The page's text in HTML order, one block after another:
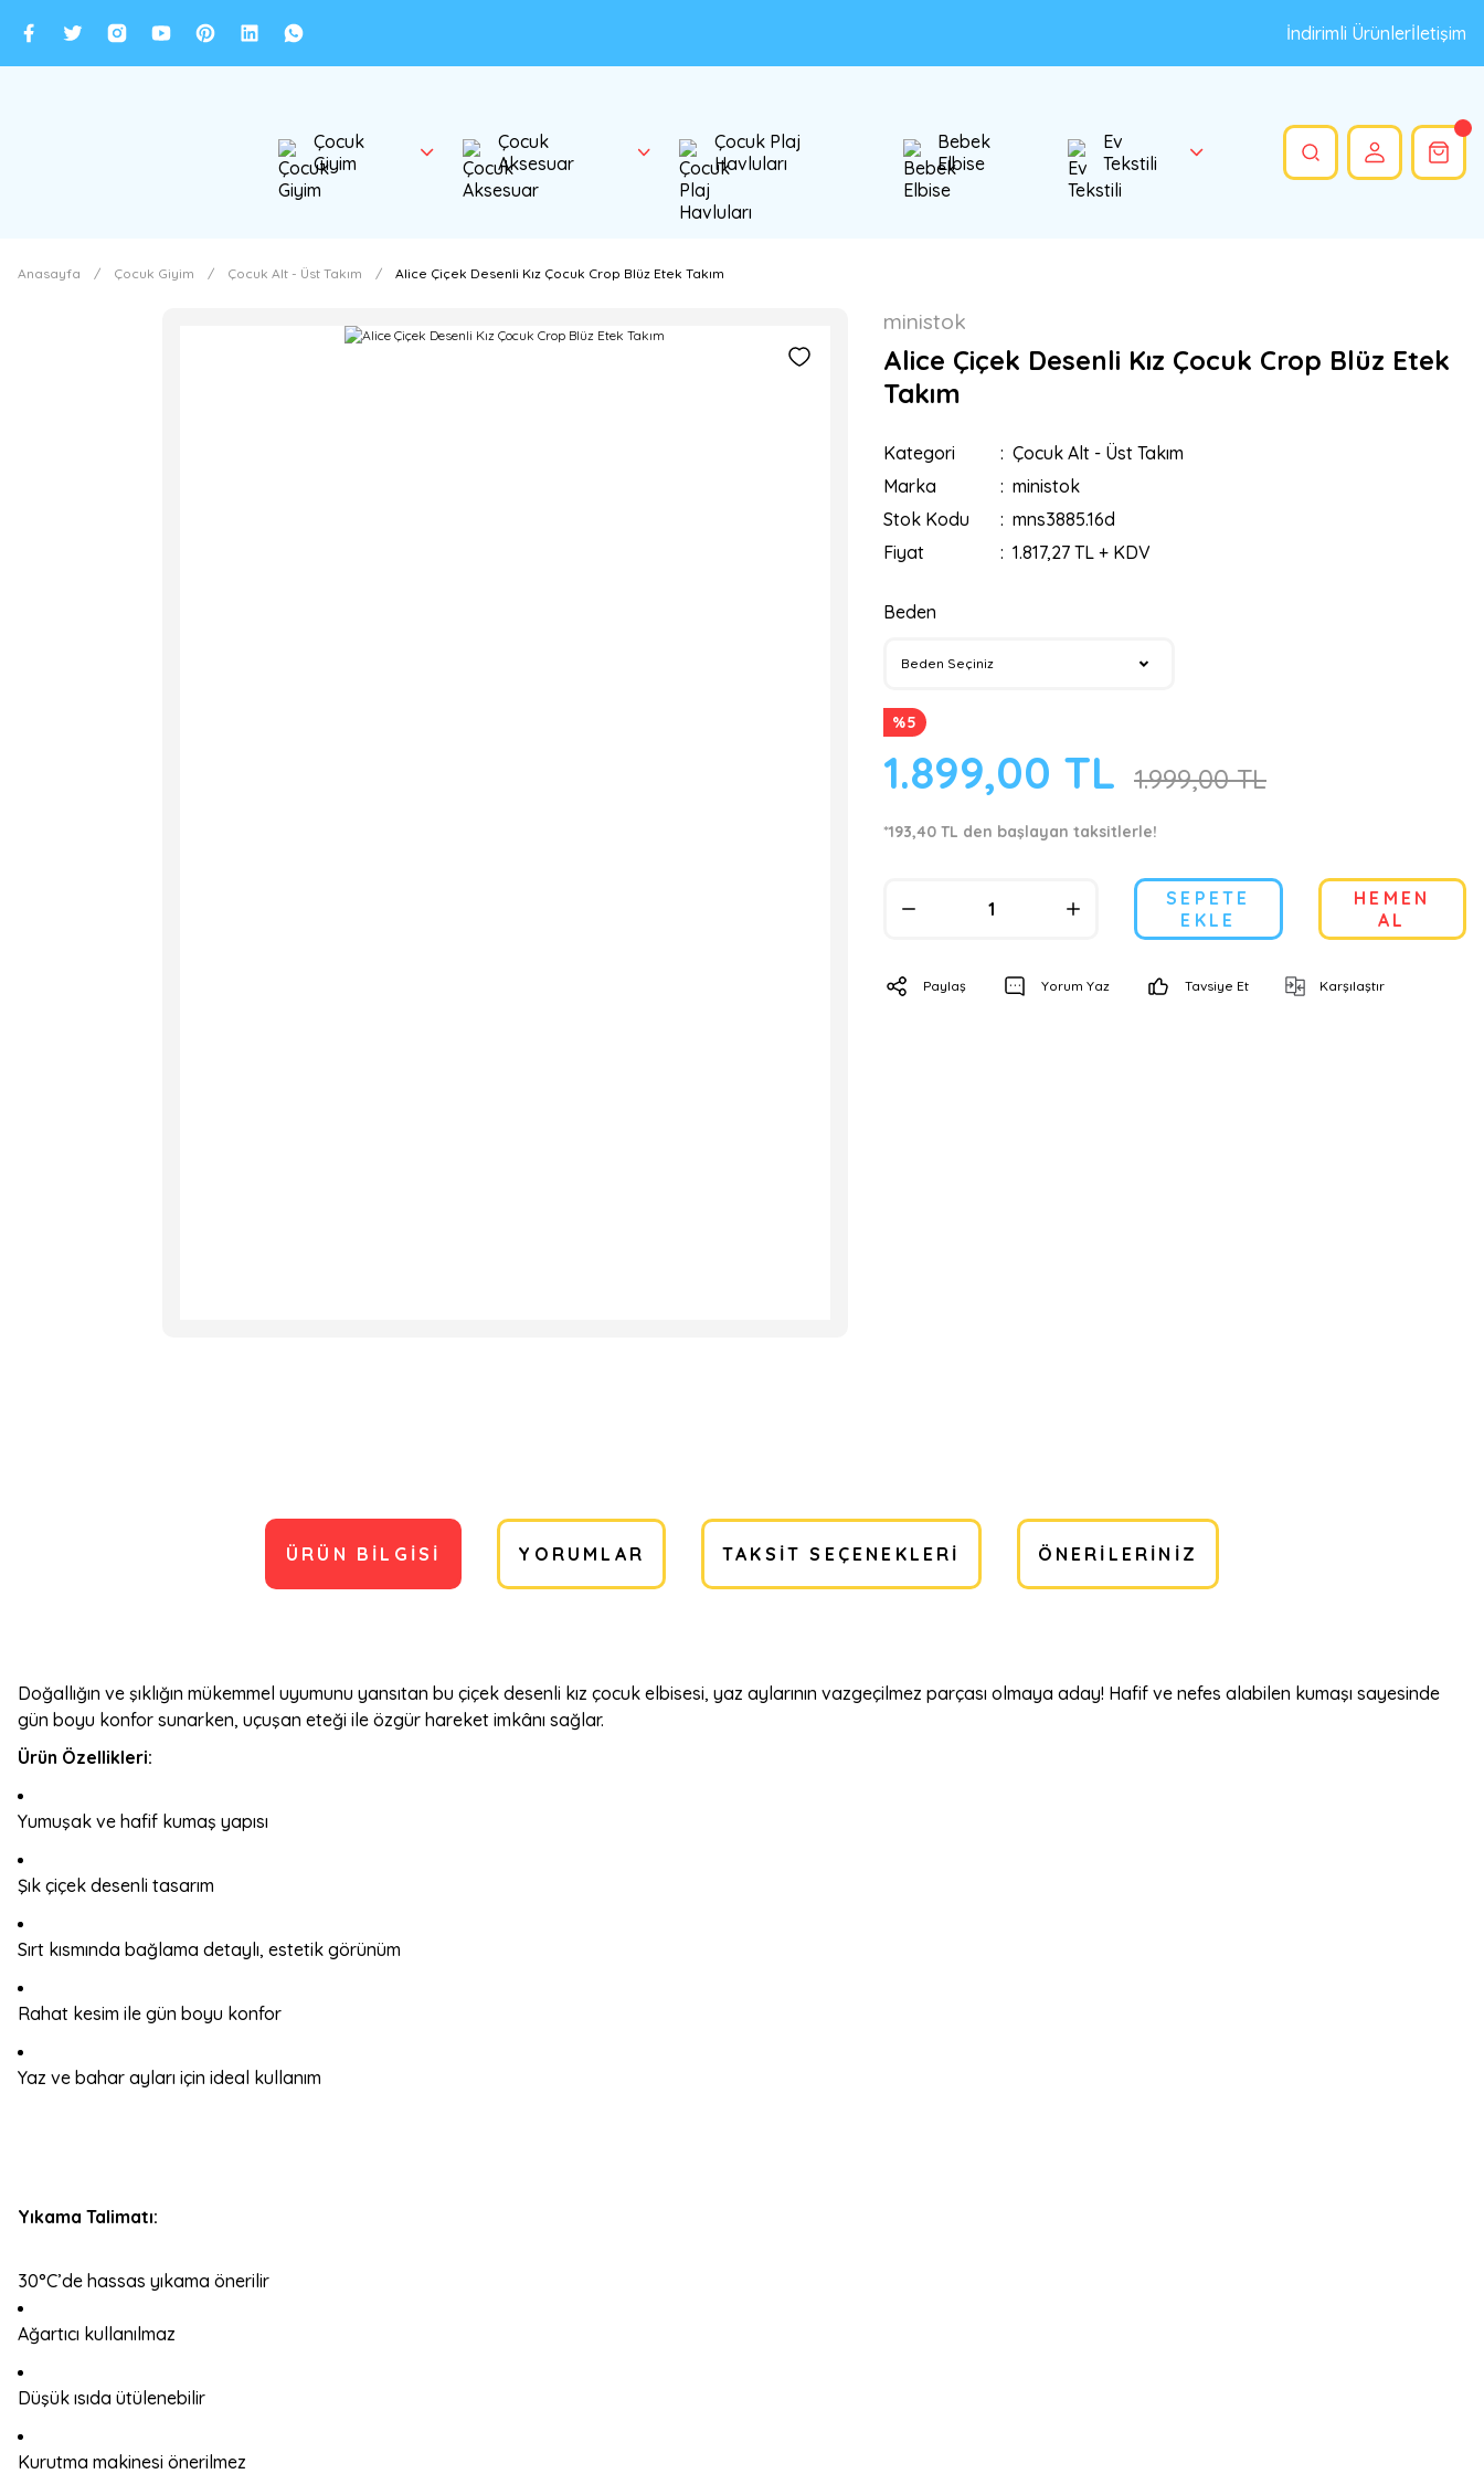
İndirimli Ürünlerİletişim
Çocuk
Giyim
Çocuk
Aksesuar
Çocuk Plaj
Havluları
Bebek
Elbise
Ev
Tekstili
Anasayfa Çocuk Giyim Çocuk Alt - Üst Takım Alice Çiçek Desenli Kız Çocuk Crop Blüz Etek Takım
ministok
Alice Çiçek Desenli Kız Çocuk Crop Blüz Etek
Takım
Kategori
Çocuk Alt - Üst Takım
Marka
ministok
Stok Kodu
mns3885.16d
Fiyat
1.817,27 TL + KDV
Beden
%5
1.899,00 TL 1.999,00 TL
*193,40 TL den başlayan taksitlerle!
SEPETE
EKLE
HEMEN
AL
Paylaş Yorum Yaz Tavsiye Et Karşılaştır
ÜRÜN BILGISI YORUMLAR TAKSIT SEÇENEKLERI ÖNERILERINIZ
Doğallığın ve şıklığın mükemmel uyumunu yansıtan bu çiçek desenli kız çocuk elbisesi, yaz aylarının vazgeçilmez parçası olmaya aday! Hafif ve nefes alabilen kumaşı sayesinde
gün boyu konfor sunarken, uçuşan eteği ile özgür hareket imkânı sağlar.
Ürün Özellikleri:
Yumuşak ve hafif kumaş yapısı
Şık çiçek desenli tasarım
Sırt kısmında bağlama detaylı, estetik görünüm
Rahat kesim ile gün boyu konfor
Yaz ve bahar ayları için ideal kullanım
Yıkama Talimatı:
30°C’de hassas yıkama önerilir
Ağartıcı kullanılmaz
Düşük ısıda ütülenebilir
Kurutma makinesi önerilmez